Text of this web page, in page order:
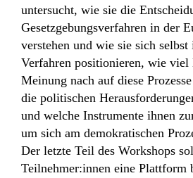
untersucht, wie sie die
Gesetzgebungsverfahren in der
verstehen und wie sie sich selbst
Verfahren positionieren, wie
Meinung nach auf diese
die politischen
und welche Instrumente ihnen
um sich am demokratischen
Der letzte Teil des Workshops
Teilnehmer:innen eine Plattform